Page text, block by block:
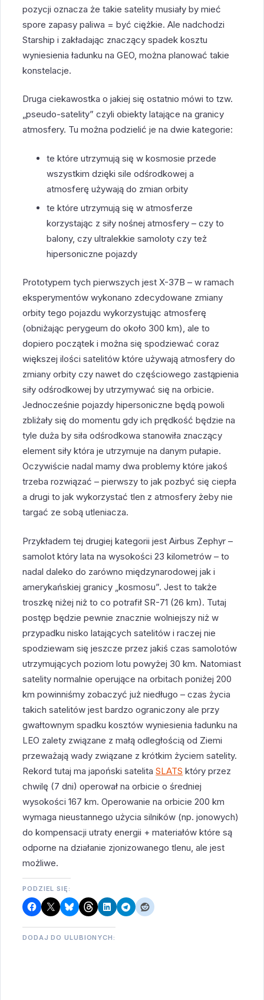
pozycji oznacza że takie satelity musiały by mieć
spore zapasy paliwa = być ciężkie. Ale nadchodzi
Starship i zakładając znaczący spadek kosztu
wyniesienia ładunku na GEO, można planować takie
konstelacje.
Druga ciekawostka o jakiej się ostatnio mówi to tzw.
„pseudo-satelity” czyli obiekty latające na granicy
atmosfery. Tu można podzielić je na dwie kategorie:
te które utrzymują się w kosmosie przede
wszystkim dzięki sile odśrodkowej a
atmosferę używają do zmian orbity
te które utrzymują się w atmosferze
korzystając z siły nośnej atmosfery – czy to
balony, czy ultralekkie samoloty czy też
hipersoniczne pojazdy
Prototypem tych pierwszych jest X-37B – w ramach
eksperymentów wykonano zdecydowane zmiany
orbity tego pojazdu wykorzystując atmosferę
(obniżając perygeum do około 300 km), ale to
dopiero początek i można się spodziewać coraz
większej ilości satelitów które używają atmosfery do
zmiany orbity czy nawet do częściowego zastąpienia
siły odśrodkowej by utrzymywać się na orbicie.
Jednocześnie pojazdy hipersoniczne będą powoli
zbliżały się do momentu gdy ich prędkość będzie na
tyle duża by siła odśrodkowa stanowiła znaczący
element siły która je utrzymuje na danym pułapie.
Oczywiście nadal mamy dwa problemy które jakoś
trzeba rozwiązać – pierwszy to jak pozbyć się ciepła
a drugi to jak wykorzystać tlen z atmosfery żeby nie
targać ze sobą utleniacza.
Przykładem tej drugiej kategorii jest Airbus Zephyr –
samolot który lata na wysokości 23 kilometrów – to
nadal daleko do zarówno międzynarodowej jak i
amerykańskiej granicy „kosmosu”. Jest to także
troszkę niżej niż to co potrafił SR-71 (26 km). Tutaj
postęp będzie pewnie znacznie wolniejszy niż w
przypadku nisko latających satelitów i raczej nie
spodziewam się jeszcze przez jakiś czas samolotów
utrzymujących poziom lotu powyżej 30 km. Natomiast
satelity normalnie operujące na orbitach poniżej 200
km powinniśmy zobaczyć już niedługo – czas życia
takich satelitów jest bardzo ograniczony ale przy
gwałtownym spadku kosztów wyniesienia ładunku na
LEO zalety związane z małą odległością od Ziemi
przeważają wady związane z krótkim życiem satelity.
Rekord tutaj ma japoński satelitaSLATS który przez
chwilę (7 dni) operował na orbicie o średniej
wysokości 167 km. Operowanie na orbicie 200 km
wymaga nieustannego użycia silników (np. jonowych)
do kompensacji utraty energii + materiałów które są
odporne na działanie zjonizowanego tlenu, ale jest
możliwe.
PODZIEL SIĘ:
DODAJ DO ULUBIONYCH: